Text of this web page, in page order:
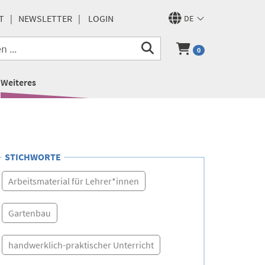
DE
NEWSLETTER LOGIN
0
Weiteres
STICHWORTE
Arbeitsmaterial für Lehrer*innen
Gartenbau
handwerklich-praktischer Unterricht